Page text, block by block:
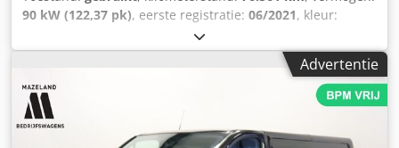
90 kW (122,37 pk), eerste registratie: 06/2021, kleur:
mechanisch
Euro 6, Bouwjaar:2021, Leeggewicht: 1.844 kg
Laadvermogen: 1.066 kg Dedpfx Aozrbgyskaekr Toegestane
maximummassa: 2.910 kg Schade: geen
Advertentie